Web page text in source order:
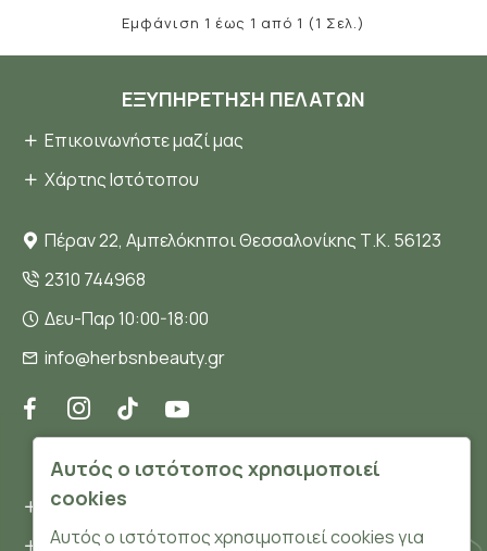
Εμφάνιση 1 έως 1 από 1 (1 Σελ.)
ΕΞΥΠΗΡΈΤΗΣΗ ΠΕΛΑΤΏΝ
Επικοινωνήστε μαζί μας
Χάρτης Ιστότοπου
Πέραν 22, Αμπελόκηποι Θεσσαλονίκης Τ.Κ. 56123
2310 744968
Δευ-Παρ 10:00-18:00
info@herbsnbeauty.gr
ΠΛΗΡΟΦΟΡΊΕΣ
Όροι και συνθήκες
Προσωπικά δεδομένα
Αυτός ο ιστότοπος χρησιμοποιεί
cookies
Αυτός ο ιστότοπος χρησιμοποιεί cookies για